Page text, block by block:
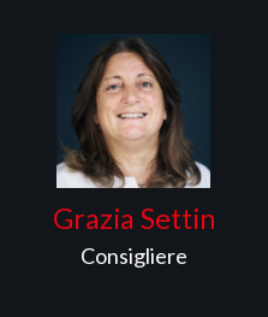
Grazia Settin
Consigliere